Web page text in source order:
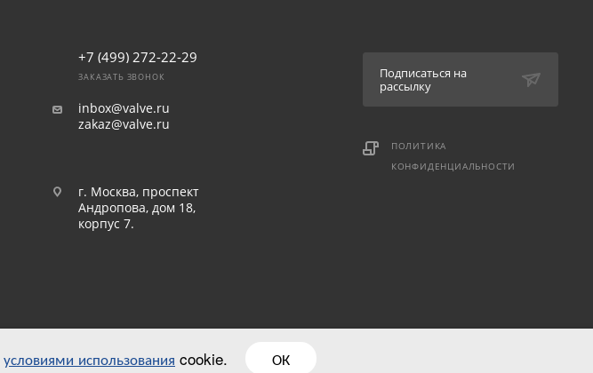
+7 (499) 272-22-29
ЗАКАЗАТЬ ЗВОНОК
inbox@valve.ru
zakaz@valve.ru
г. Москва, проспект
Андропова, дом 18,
корпус 7.
Подписаться на
рассылку
ПОЛИТИКА
КОНФИДЕНЦИАЛЬНОСТИ
ОК
условиями использования cookie.